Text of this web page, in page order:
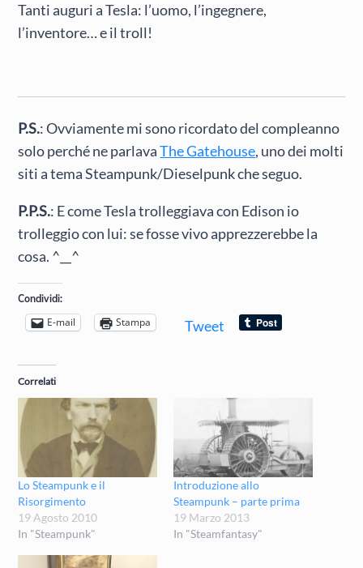
Tanti auguri a Tesla: l’uomo, l’ingegnere,
l’inventore… e il troll!
P.S.: Ovviamente mi sono ricordato del compleanno
solo perché ne parlavaThe Gatehouse, uno dei molti
siti a tema Steampunk/Dieselpunk che seguo.
P.P.S.: E come Tesla trolleggiava con Edison io
trolleggio con lui: se fosse vivo apprezzerebbe la
cosa. ^__^
Condividi:
E-mail Stampa Tweet
Correlati
Lo Steampunk e il
Risorgimento
19 Agosto 2010
In "Steampunk"
Introduzione allo
Steampunk – parte prima
19 Marzo 2013
In "Steamfantasy"